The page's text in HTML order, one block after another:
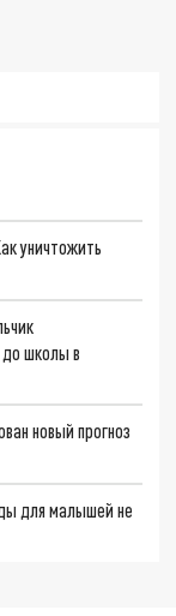
уничтожить
школы в
новый прогноз
для малышей не